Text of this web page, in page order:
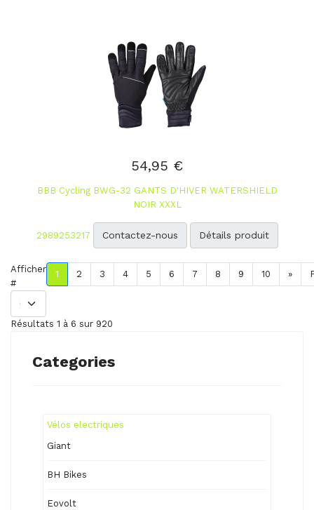
54,95 €
BBB Cycling BWG-32 GANTS D'HIVER WATERSHIELD
NOIR XXXL
2989253217 Contactez-nous Détails produit
Afficher
#
1 2 3 4 5 6 7 8 9 10 »
Résultats 1 à 6 sur 920
Categories
Vélos electriques
Giant
BH Bikes
Eovolt